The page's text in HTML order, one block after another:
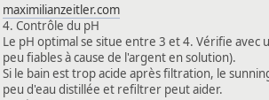
maximilianzeitler.com
4. Contrôle du pH
Le pH optimal se situe entre 3 et 4. Vérifie
peu fiables à cause de l'argent en solution).
Si le bain est trop acide après filtration, le
peu d'eau distillée et refiltrer peut aider.